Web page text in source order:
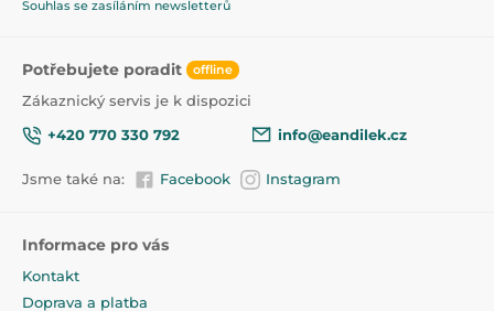
Souhlas se zasíláním newsletterů
Potřebujete poradit offline
Zákaznický servis je k dispozici
+420 770 330 792
info@eandilek.cz
Jsme také na: Facebook Instagram
Informace pro vás
Kontakt
Doprava a platba